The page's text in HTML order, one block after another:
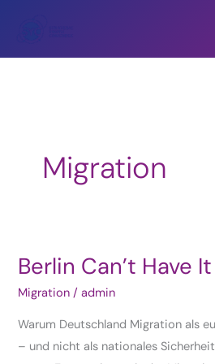
springen
Migration
Berlin Can’t Have
Migration /admin
Warum Deutschland Migration als
– und nicht als nationales